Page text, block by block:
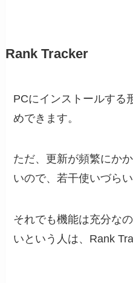
Rank Tracker
PCにインストールする
めできます。
ただ、更新が頻繁にか
いので、若干使いづらい
それでも機能は充分な
いという人は、Rank